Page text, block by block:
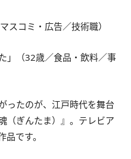
スコミ・広告／技術職）
」（32歳／食品・飲料／事
ったのが、江戸時代を舞台
（ぎんたま）』。テレビア
です。